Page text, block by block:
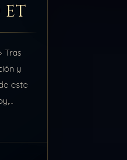
Tras
y
este